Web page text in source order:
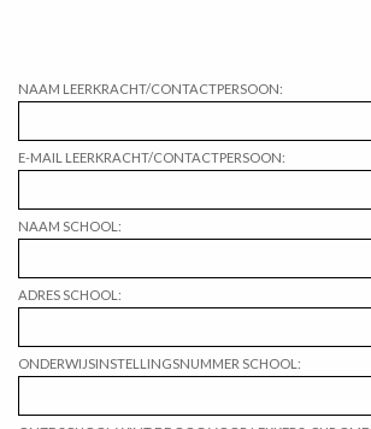
NAAM LEERKRACHT/CONTACTPERSOON:
E-MAIL LEERKRACHT/CONTACTPERSOON:
NAAM SCHOOL:
ADRES SCHOOL:
ONDERWIJSINSTELLINGSNUMMER SCHOOL: